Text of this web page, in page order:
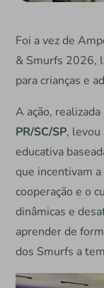
Foi a vez de
& Smurfs 2026,
para crianças e
A ação,
PR/SC/SP, levou
educativa
que incentivam
cooperação e o
dinâmicas e
aprender de
dos Smurfs a